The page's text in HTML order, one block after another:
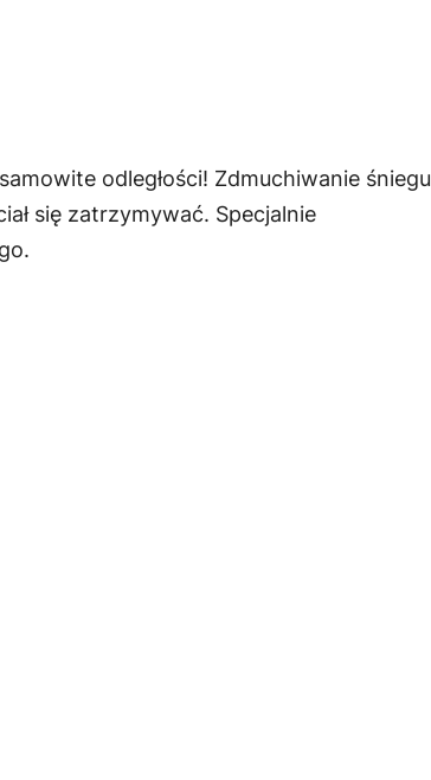
odległości! Zdmuchiwanie śniegu
się zatrzymywać. Specjalnie